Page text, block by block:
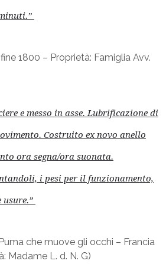
1800 – Proprietà: Famiglia Avv.
e messo in asse. Lubrificazione di
Costruito ex novo anello
ora segna/ora suonata.
i pesi per il funzionamento,
usure.”
che muove gli occhi – Francia
Madame L. d. N. G)